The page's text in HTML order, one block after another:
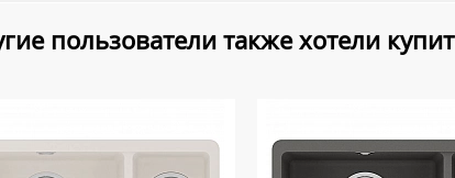
пользователи также хотели